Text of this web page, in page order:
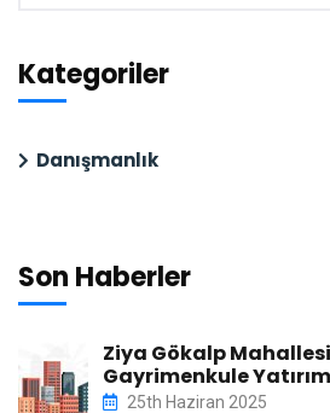
Kategoriler
Danışmanlık
Son Haberler
Ziya Gökalp
Gayrimenkule
25th Haziran 2025